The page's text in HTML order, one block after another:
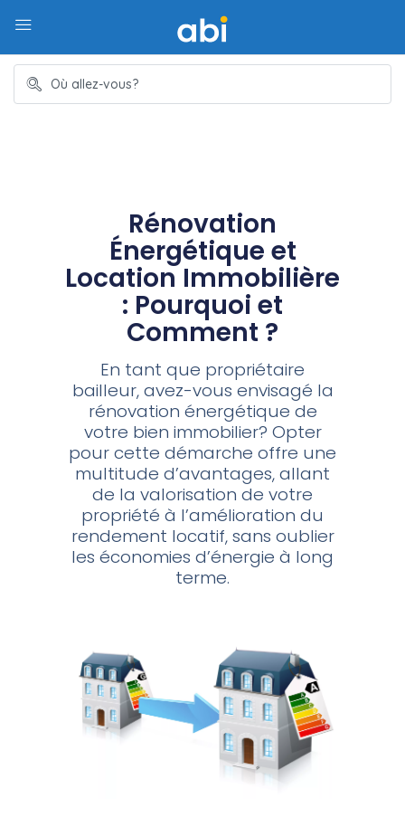
Rénovation
Énergétique et
Location Immobilière
: Pourquoi et
Comment ?
En tant que propriétaire
bailleur, avez-vous envisagé la
rénovation énergétique de
votre bien immobilier? Opter
pour cette démarche offre une
multitude d’avantages, allant
de la valorisation de votre
propriété à l’amélioration du
rendement locatif, sans oublier
les économies d’énergie à long
terme.